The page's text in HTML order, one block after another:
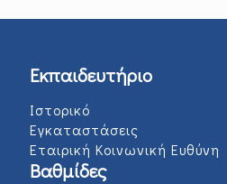
Εκπαιδευτήριο
Ιστορικό
Εγκαταστάσεις
Εταιρική Κοινωνική Ευθύνη
Βαθμίδες